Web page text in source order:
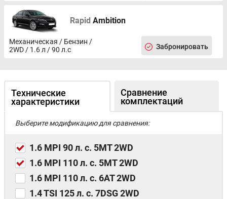
Rapid Ambition
Механическая / Бензин /
2WD / 1.6 л / 90 л.с
Забронировать
Технические
характеристики
Сравнение
комплектаций
Выберите модификацию для сравнения:
1.6 MPI 90 л. с. 5MT 2WD
1.6 MPI 110 л. с. 5MT 2WD
1.6 MPI 110 л. с. 6AT 2WD
1.4 ТSI 125 л. с. 7DSG 2WD